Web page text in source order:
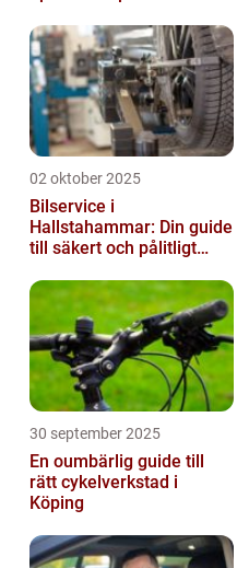
02 oktober 2025
Bilservice i
Hallstahammar: Din guide
till säkert och pålitligt
30 september 2025
En oumbärlig guide till
rätt cykelverkstad i
Köping